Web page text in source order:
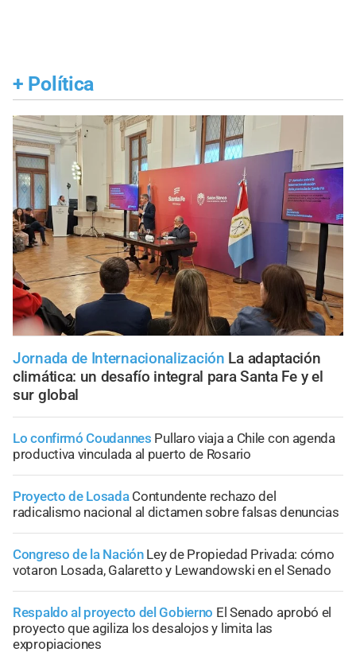
+ Política
Jornada de Internacionalización La adaptación
climática: un desafío integral para Santa Fe y el
sur global
Lo confirmó Coudannes Pullaro viaja a Chile con agenda
productiva vinculada al puerto de Rosario
Proyecto de Losada Contundente rechazo del
radicalismo nacional al dictamen sobre falsas denuncias
Congreso de la Nación Ley de Propiedad Privada: cómo
votaron Losada, Galaretto y Lewandowski en el Senado
Respaldo al proyecto del Gobierno El Senado aprobó el
proyecto que agiliza los desalojos y limita las
expropiaciones